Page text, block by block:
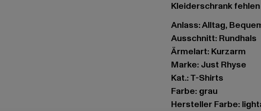
Kleiderschrank
Anlass: Alltag,
Ausschnitt: Rundhals
Ärmelart: Kurzarm
Marke: Just Rhyse
Kat.: T-Shirts
Farbe: grau
Hersteller Farbe: